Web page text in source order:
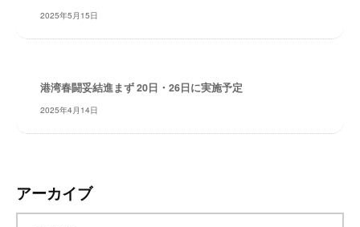
イ
2025年5月15日
港湾春闘妥結進まず 20日・26日に実施予定
2025年4月14日
アーカイブ